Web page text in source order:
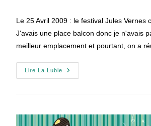
Le 25 Avril 2009 : le festival Jules Vernes
J'avais une place balcon donc je n'avais
meilleur emplacement et pourtant, on a
Lire La Lubie
Festival
Jules
Paris